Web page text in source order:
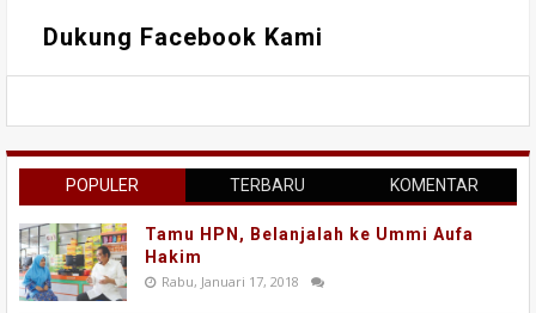
Dukung Facebook Kami
POPULER TERBARU KOMENTAR
Tamu HPN, Belanjalah ke Ummi Aufa
Hakim
Rabu, Januari 17, 2018